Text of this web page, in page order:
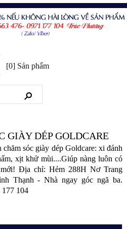
[0] Sản phẩm
GIÀY DÉP GOLDCARE
sóc giày dép Goldcare: xi đánh
xịt khử mùi....Giúp nàng luôn có
Địa chỉ: Hẻm 288H Nơ Trang
Thạnh - Nhà ngay góc ngã ba.
104